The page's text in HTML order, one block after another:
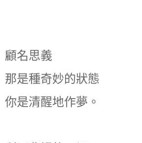
顧名思義
那是種奇妙的狀態
你是清醒地作夢。